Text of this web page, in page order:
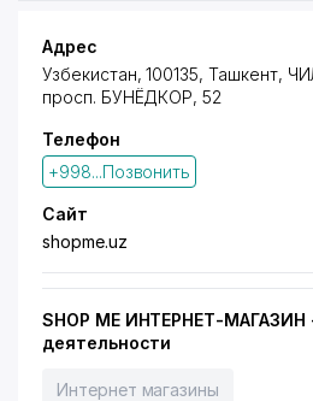
Адрес
Узбекистан, 100135, Ташкент,
просп. БУНЁДКОР, 52
Телефон
+998...Позвонить
Сайт
shopme.uz
SHOP ME ИНТЕРНЕТ-МАГАЗИН
деятельности
Интернет магазины